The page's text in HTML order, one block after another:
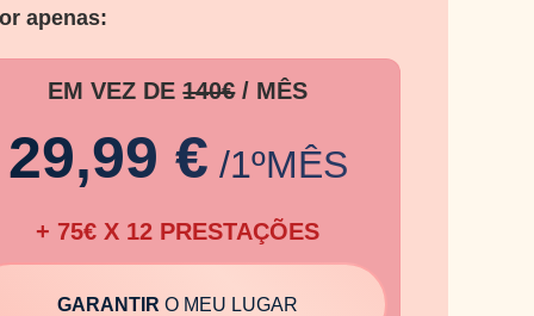
apenas:
EM VEZ DE140€/ MÊS
29,99 € /1ºMÊS
+ 75€ X 12 PRESTAÇÕES
GARANTIR O MEU LUGAR